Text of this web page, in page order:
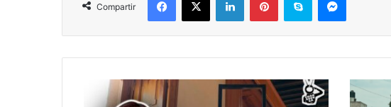
Compartir
#Michoacán
Ciudadanía
Ayto
De